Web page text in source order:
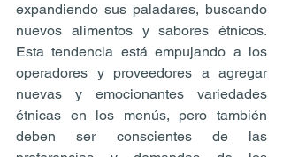
expandiendo sus paladares, buscando
nuevos alimentos y sabores étnicos.
Esta tendencia está empujando a los
operadores y proveedores a agregar
nuevas y emocionantes variedades
étnicas en los menús, pero también
deben ser conscientes de las